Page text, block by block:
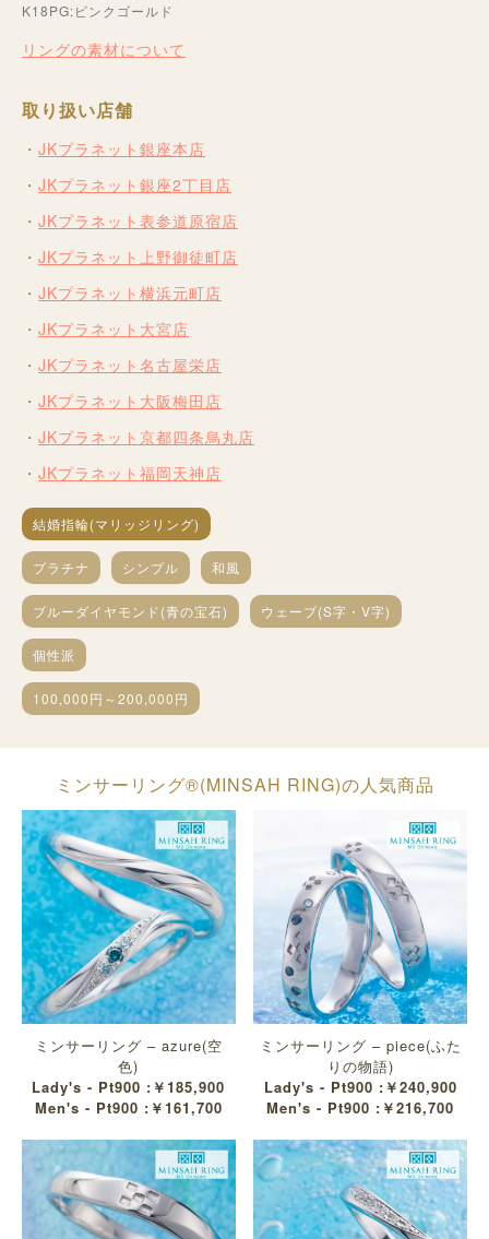
K18PG:ピンクゴールド
リングの素材について
取り扱い店舗
JKプラネット銀座本店
JKプラネット銀座2丁目店
JKプラネット表参道原宿店
JKプラネット上野御徒町店
JKプラネット横浜元町店
JKプラネット大宮店
JKプラネット名古屋栄店
JKプラネット大阪梅田店
JKプラネット京都四条烏丸店
JKプラネット福岡天神店
結婚指輪(マリッジリング)
プラチナ シンプル 和風
ブルーダイヤモンド(青の宝石) ウェーブ(S字・V字)
個性派
100,000円～200,000円
ミンサーリング®︎(MINSAH RING)の人気商品
ミンサーリング – azure(空
色)
Lady's - Pt900 :￥185,900
Men's - Pt900 :￥161,700
ミンサーリング – piece(ふた
りの物語)
Lady's - Pt900 :￥240,900
Men's - Pt900 :￥216,700